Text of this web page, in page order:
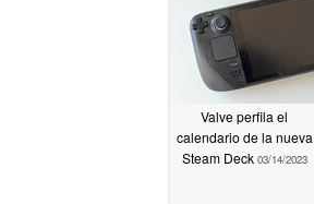
Valve perfila el
calendario de la nueva
Steam Deck 03/14/2023